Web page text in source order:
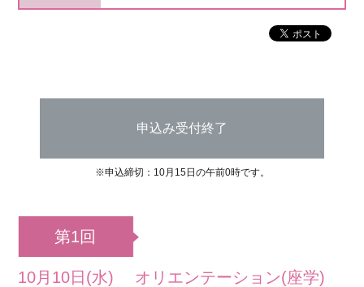
申込み受付終了
※申込締切：10月15日の午前0時です。
第1回
10月10日(水) オリエンテーション(座学)